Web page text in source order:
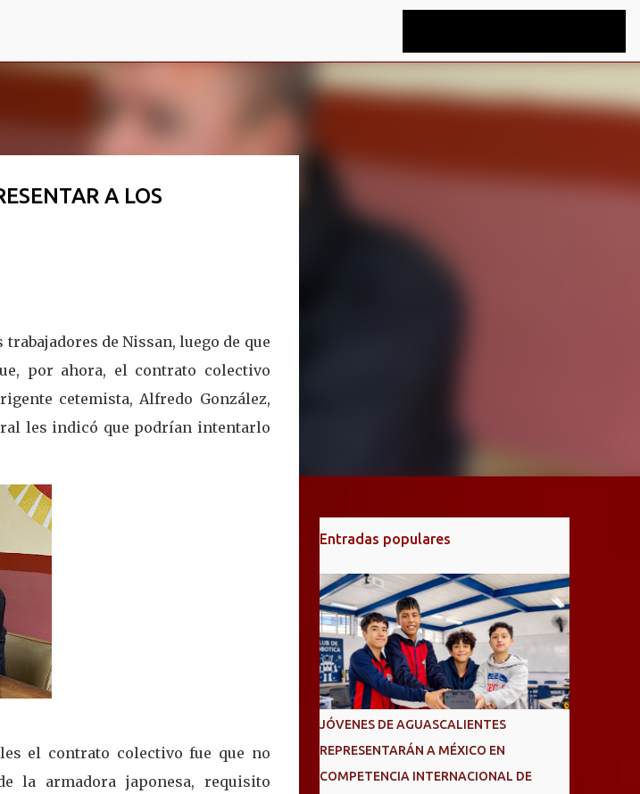
A LOS
de Nissan, luego de que
por ahora, el contrato colectivo
cetemista, Alfredo González,
les indicó que podrían intentarlo
el contrato colectivo fue que no
la armadora japonesa, requisito
Entradas populares
JÓVENES DE AGUASCALIENTES
REPRESENTARÁN A MÉXICO EN
COMPETENCIA INTERNACIONAL DE